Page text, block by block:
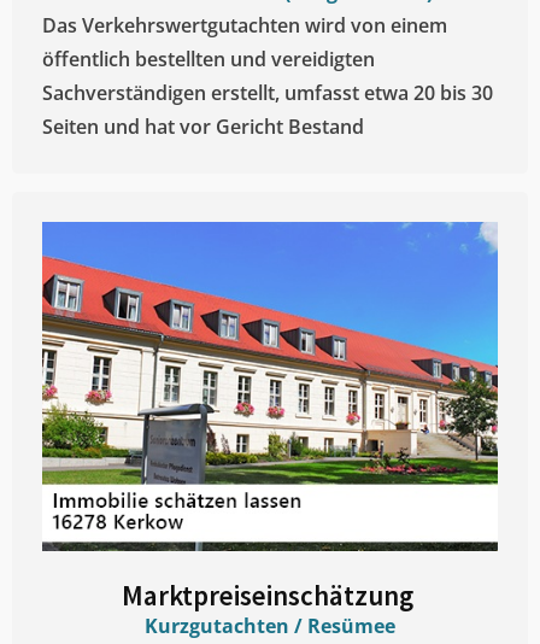
Das Verkehrswertgutachten wird von einem
öffentlich bestellten und vereidigten
Sachverständigen erstellt, umfasst etwa 20 bis 30
Seiten und hat vor Gericht Bestand
Marktpreiseinschätzung ​
Kurzgutachten / Resümee